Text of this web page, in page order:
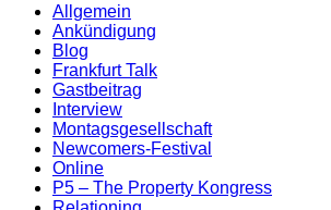
Allgemein
Ankündigung
Blog
Frankfurt Talk
Gastbeitrag
Interview
Montagsgesellschaft
Newcomers-Festival
Online
P5 – The Property Kongress